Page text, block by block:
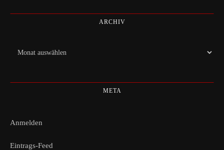
ARCHIV
Archiv
META
Anmelden
Eintrags-Feed